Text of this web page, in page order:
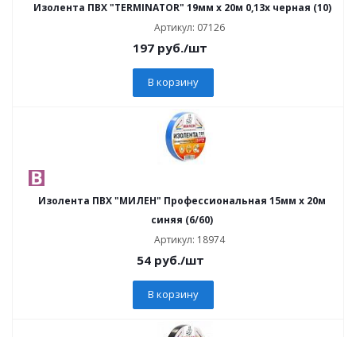
Изолента ПВХ "TERMINATOR" 19мм x 20м 0,13x черная (10)
Артикул: 07126
197 руб./шт
В корзину
Изолента ПВХ "МИЛЕН" Профессиональная 15мм х 20м
синяя (6/60)
Артикул: 18974
54руб./шт
В корзину